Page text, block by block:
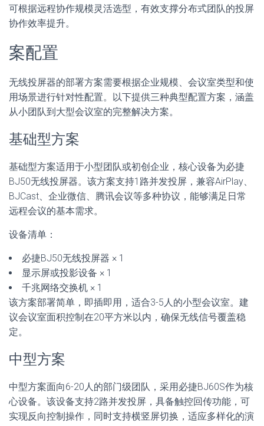
可根据远程协作规模灵活选型，有效支撑分布式团队的投屏
协作效率提升。
案配置
无线投屏器的部署方案需要根据企业规模、会议室类型和使
用场景进行针对性配置。以下提供三种典型配置方案，涵盖
从小团队到大型会议室的完整解决方案。
基础型方案
基础型方案适用于小型团队或初创企业，核心设备为必捷
BJ50无线投屏器。该方案支持1路并发投屏，兼容AirPlay、
BJCast、企业微信、腾讯会议等多种协议，能够满足日常
远程会议的基本需求。
设备清单：
必捷BJ50无线投屏器 × 1
显示屏或投影设备 × 1
千兆网络交换机 × 1
该方案部署简单，即插即用，适合3-5人的小型会议室。建
议会议室面积控制在20平方米以内，确保无线信号覆盖稳
定。
中型方案
中型方案面向6-20人的部门级团队，采用必捷BJ60S作为核
心设备。该设备支持2路并发投屏，具备触控回传功能，可
实现反向控制操作，同时支持横竖屏切换，适应多样化的演